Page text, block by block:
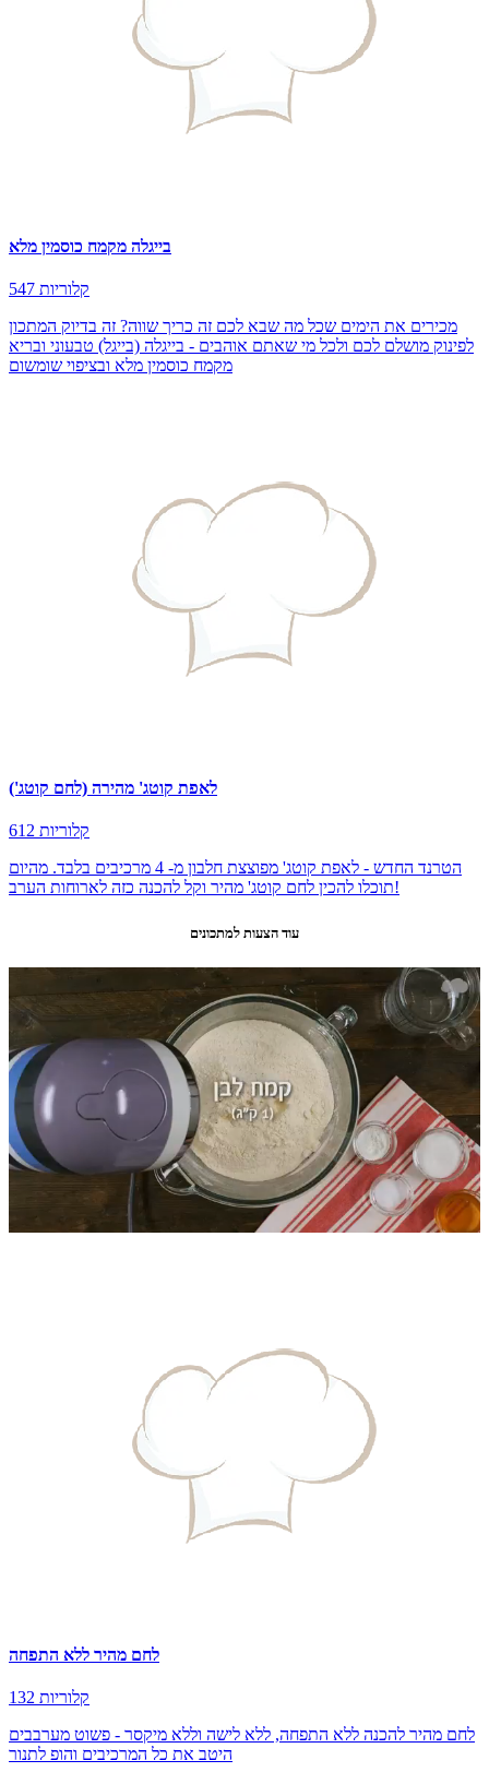
בייגלה מקמח כוסמין מלא
547 קלוריות
מכירים את הימים שכל מה שבא לכם זה כריך שווה? זה בדיוק המתכון
לפינוק מושלם לכם ולכל מי שאתם אוהבים - בייגלה (בייגל) טבעוני ובריא
מקמח כוסמין מלא ובציפוי שומשום
לאפת קוטג' מהירה (לחם קוטג')
612 קלוריות
הטרנד החדש - לאפת קוטג' מפוצצת חלבון מ- 4 מרכיבים בלבד. מהיום
תוכלו להכין לחם קוטג' מהיר וקל להכנה כזה לארוחות הערב!
עוד הצעות למתכונים
לחם מהיר ללא התפחה
132 קלוריות
לחם מהיר להכנה ללא התפחה, ללא לישה וללא מיקסר - פשוט מערבבים
היטב את כל המרכיבים והופ לתנור